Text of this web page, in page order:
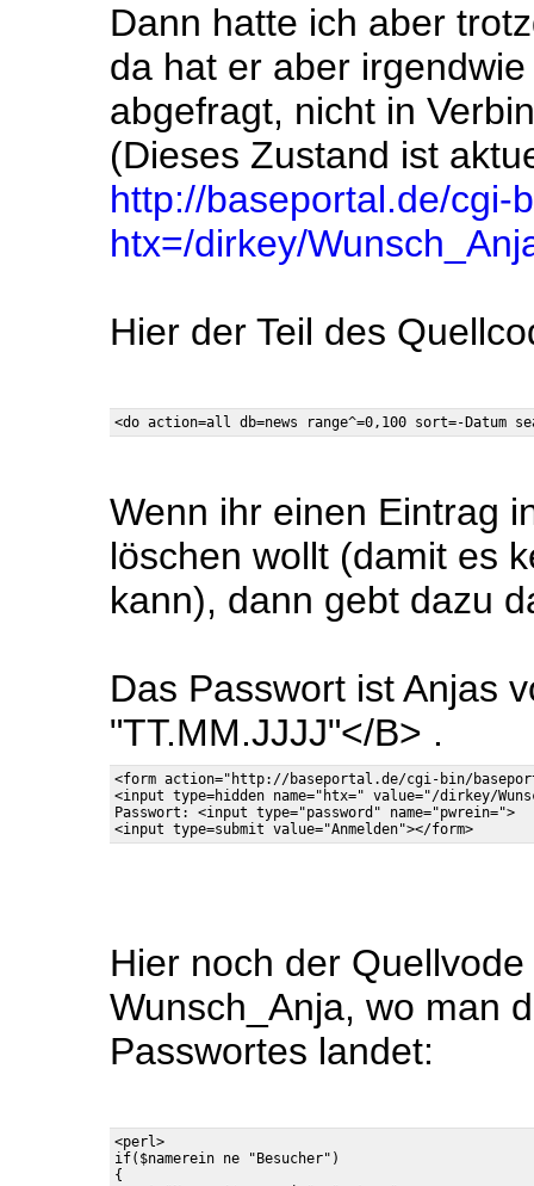
Dann hatte ich aber
da hat er aber
abgefragt, nicht in
(Dieses Zustand ist
http://baseportal.de/cgi-
htx=/dirkey/
Hier der Teil des
Wenn ihr einen Eintrag
löschen wollt (damit es
kann), dann gebt dazu
Das Passwort ist Anjas
"TT.MM.JJJJ"</B> .
<form action="http://baseportal.de/cgi-bin/
<input type=hidden name="htx=" value="/dirkey/
Passwort: <input type="password" name="pwrein=">
Hier noch der
Wunsch_Anja, wo man
Passwortes landet:
<perl>
if($namerein ne "Besucher")
{